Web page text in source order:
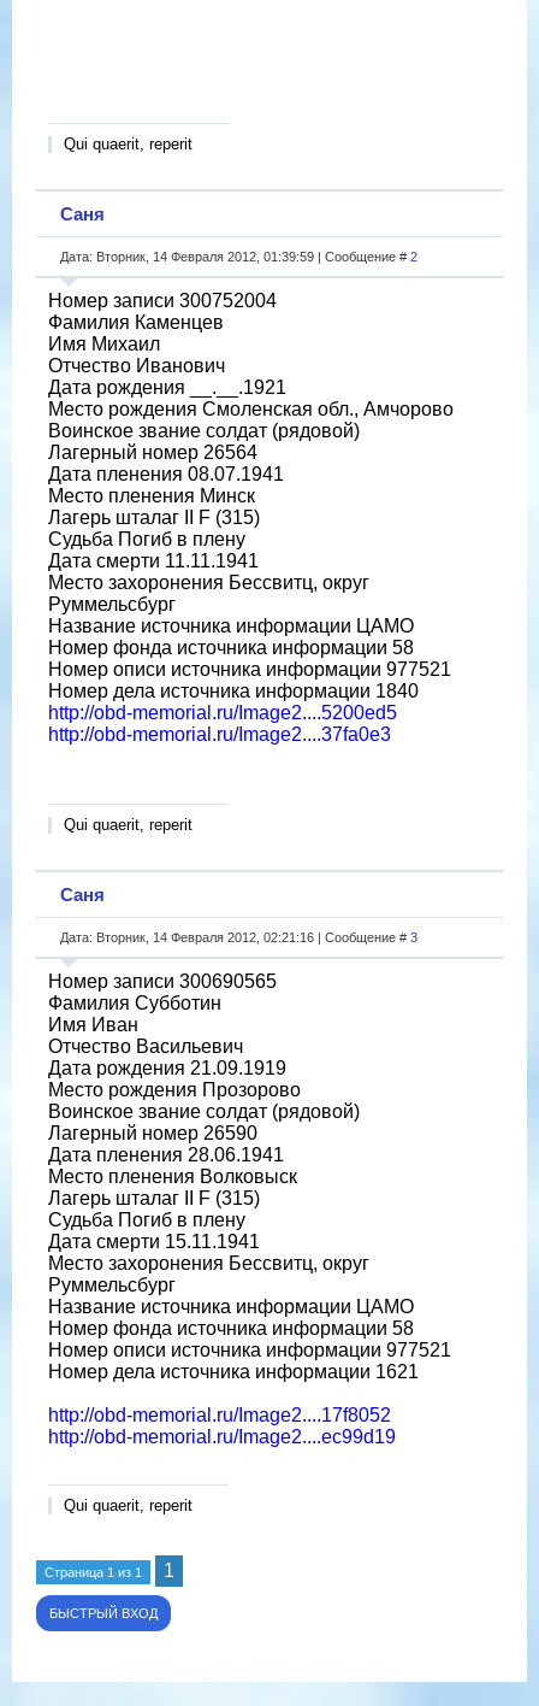
Qui quaerit, reperit
Саня
Дата: Вторник, 14 Февраля 2012, 01:39:59 | Сообщение # 2
Номер записи 300752004
Фамилия Каменцев
Имя Михаил
Отчество Иванович
Дата рождения __.__.1921
Место рождения Смоленская обл., Амчорово
Воинское звание солдат (рядовой)
Лагерный номер 26564
Дата пленения 08.07.1941
Место пленения Минск
Лагерь шталаг II F (315)
Судьба Погиб в плену
Дата смерти 11.11.1941
Место захоронения Бессвитц, округ
Руммельсбург
Название источника информации ЦАМО
Номер фонда источника информации 58
Номер описи источника информации 977521
Номер дела источника информации 1840
http://obd-memorial.ru/Image2....5200ed5
http://obd-memorial.ru/Image2....37fa0e3
Qui quaerit, reperit
Саня
Дата: Вторник, 14 Февраля 2012, 02:21:16 | Сообщение # 3
Номер записи 300690565
Фамилия Субботин
Имя Иван
Отчество Васильевич
Дата рождения 21.09.1919
Место рождения Прозорово
Воинское звание солдат (рядовой)
Лагерный номер 26590
Дата пленения 28.06.1941
Место пленения Волковыск
Лагерь шталаг II F (315)
Судьба Погиб в плену
Дата смерти 15.11.1941
Место захоронения Бессвитц, округ
Руммельсбург
Название источника информации ЦАМО
Номер фонда источника информации 58
Номер описи источника информации 977521
Номер дела источника информации 1621
http://obd-memorial.ru/Image2....17f8052
http://obd-memorial.ru/Image2....ec99d19
Qui quaerit, reperit
Страница 1 из 1 1